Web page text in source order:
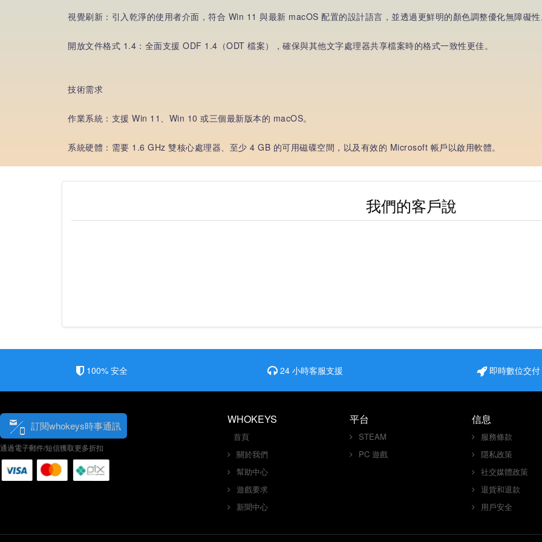
視覺刷新：引入乾淨的使用者介面，符合 Win 11 與最新 macOS 配置的設計語言，並透過更鮮明的顏色調整優化無障礙
開放文件格式 1.4：全面支援 ODF 1.4（ODT 檔案），確保與其他文字處理器共享檔案時的格式一致性更佳。
技術需求
作業系統：支援 Win 11、Win 10 或三個最新版本的 macOS。
系統硬體：需要 1.6 GHz 雙核心處理器、至少 4 GB 的可用磁碟空間，以及有效的 Microsoft 帳戶以啟用軟體。
我們的客戶說
100% 安全 24 小時客服支援 即時數位交付
訂閱whokeys時事通訊
通過電子郵件/短信獲取更多折扣
WHOKEYS
首頁
關於我們
幫助中心
遊戲要求
新聞中心
平台
STEAM
PC 遊戲
信息
服務條款
隱私政策
社交媒體政策
退貨和退款
用戶安全